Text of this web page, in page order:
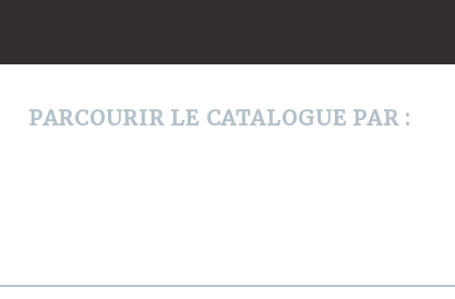
PARCOURIR LE CATALOGUE PAR :